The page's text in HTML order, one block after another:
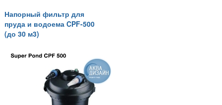
Напорный фильтр для
пруда и водоема CPF-500
(до 30 м3)